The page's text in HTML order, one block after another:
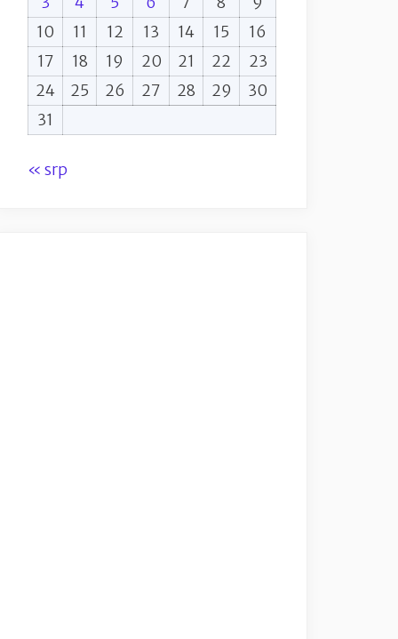
10
11 12 13 14 15
16
17
18 19 20 21 22
23
24
25 26 27 28 29
30
31
« srp